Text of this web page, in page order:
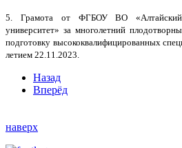
5. Грамота от ФГБОУ ВО «Алтайский
университет» за многолетний
подготовку высококвалифицированных
летием 22.11.2023.
Назад
Вперёд
наверх